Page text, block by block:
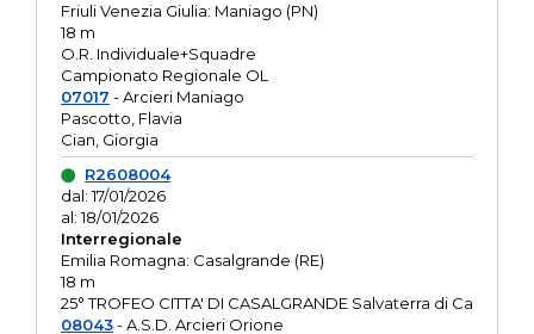
Friuli Venezia Giulia: Maniago (PN)
18 m
O.R. Individuale+Squadre
Campionato Regionale OL
07017 - Arcieri Maniago
Pascotto, Flavia
Cian, Giorgia
R2608004
dal: 17/01/2026
al: 18/01/2026
Interregionale
Emilia Romagna: Casalgrande (RE)
18 m
25° TROFEO CITTA' DI CASALGRANDE Salvaterra di Ca
08043- A.S.D. Arcieri Orione